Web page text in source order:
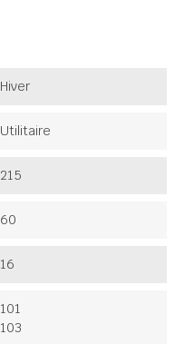
Hiver
Utilitaire
215
60
16
101
103